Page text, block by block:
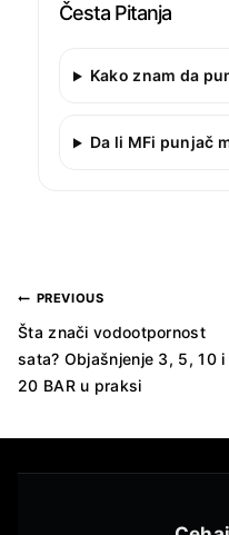
Česta Pitanja
Kako znam da
Da li MFi punjač
PREVIOUS
Šta znači vodootpornost
sata? Objašnjenje 3, 5, 10 i
20 BAR u praksi